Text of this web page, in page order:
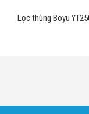
Lọc thùng Boyu